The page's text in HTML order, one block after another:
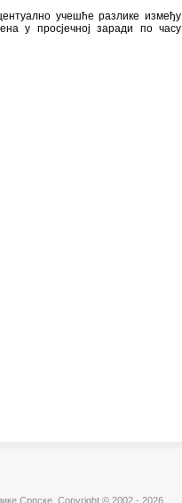
учешће разлике између
у просјечној заради по часу
Српске, Copyright © 2002 - 2026.